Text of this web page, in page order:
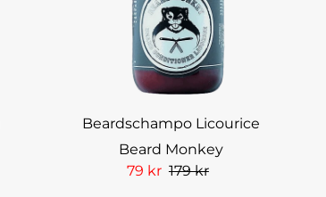
Beardschampo Licourice
Beard Monkey
79 kr 179 kr